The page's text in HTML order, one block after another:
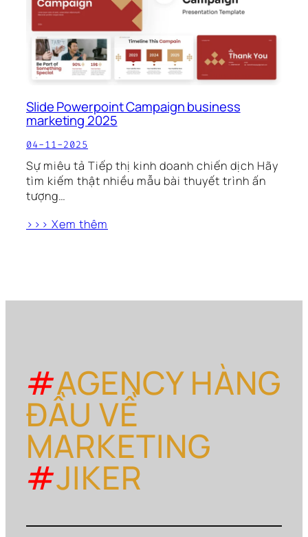
Slide Powerpoint Campaign business
marketing 2025
04-11-2025
Sự miêu tả Tiếp thị kinh doanh chiến dịch Hãy
tìm kiếm thật nhiều mẫu bài thuyết trình ấn
tượng…
>>> Xem thêm
#AGENCY HÀNG
ĐẦU VỀ
MARKETING
#JIKER